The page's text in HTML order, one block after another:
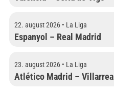
22. august 2026 • La Liga
Espanyol – Real Madrid
23. august 2026 • La Liga
Atlético Madrid – Villarreal